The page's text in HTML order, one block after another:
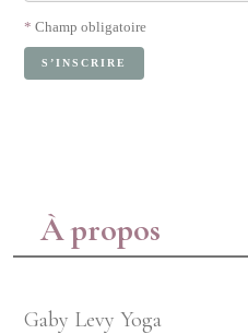
* Champ obligatoire
À propos
Gaby Levy Yoga